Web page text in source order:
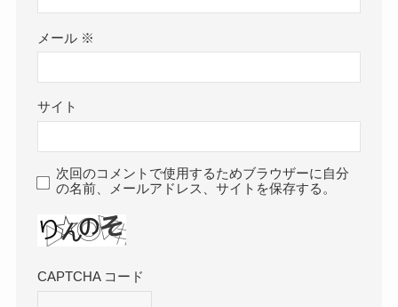
メール ※
サイト
次回のコメントで使用するためブラウザーに自分
の名前、メールアドレス、サイトを保存する。
CAPTCHA コード